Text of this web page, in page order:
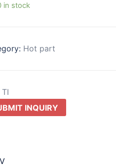
in stock
Hot part
TI
INQUIRY